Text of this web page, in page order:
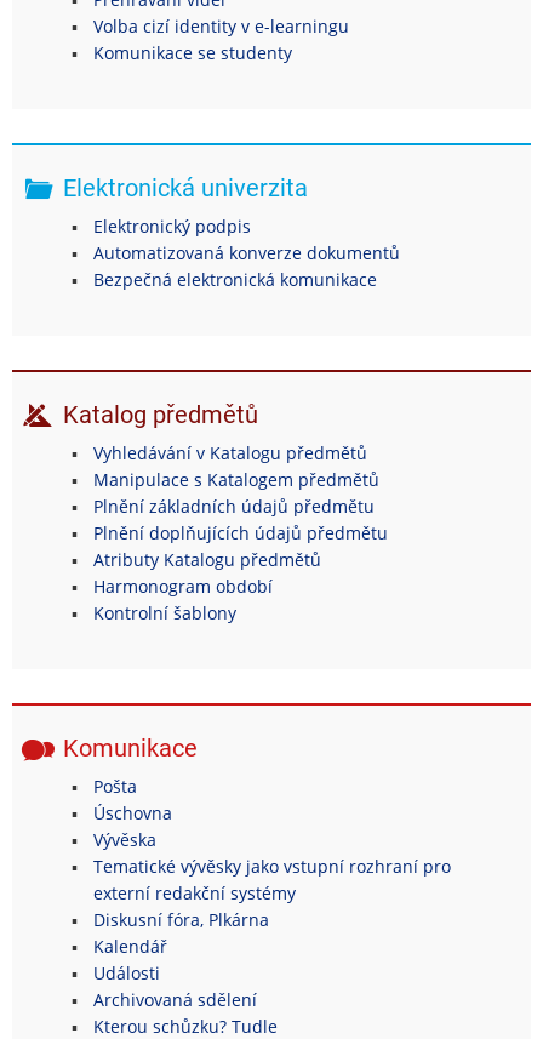
Volba cizí identity v e-learningu
Komunikace se studenty
Elektronická univerzita
Elektronický podpis
Automatizovaná konverze dokumentů
Bezpečná elektronická komunikace
Katalog předmětů
Vyhledávání v Katalogu předmětů
Manipulace s Katalogem předmětů
Plnění základních údajů předmětu
Plnění doplňujících údajů předmětu
Atributy Katalogu předmětů
Harmonogram období
Kontrolní šablony
Komunikace
Pošta
Úschovna
Vývěska
Tematické vývěsky jako vstupní rozhraní pro
externí redakční systémy
Diskusní fóra, Plkárna
Kalendář
Události
Archivovaná sdělení
Kterou schůzku? Tudle